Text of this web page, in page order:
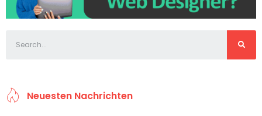
Neuesten Nachrichten